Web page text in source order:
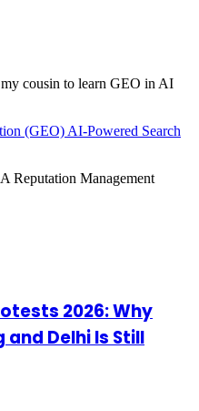
cousin to learn GEO in AI
(GEO) AI-Powered Search
Reputation Management
2026: Why
Delhi Is Still